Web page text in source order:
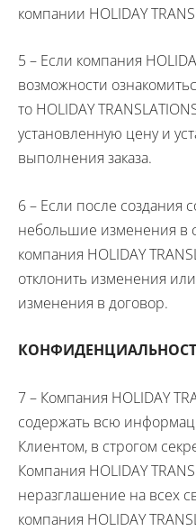
компании HOLIDAY
5 – Если компания
возможности
то HOLIDAY
установленную цену и
выполнения заказа.
6 – Если после создания
небольшие изменения в
компания HOLIDAY
отклонить изменения
изменения в договор.
7 – Компания HOLIDAY
содержать всю
Клиентом, в строгом
Компания HOLIDAY
неразглашение на всех
компания HOLIDAY